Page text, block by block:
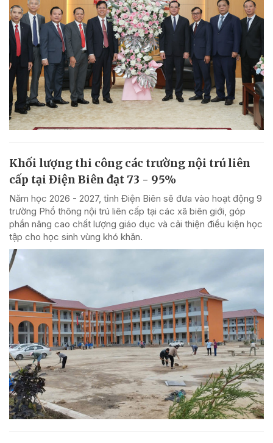
Khối lượng thi công các trường nội trú liên
cấp tại Điện Biên đạt 73 - 95%
Năm học 2026 - 2027, tỉnh Điện Biên sẽ đưa vào hoạt động 9
trường Phổ thông nội trú liên cấp tại các xã biên giới, góp
phần nâng cao chất lượng giáo dục và cải thiện điều kiện học
tập cho học sinh vùng khó khăn.